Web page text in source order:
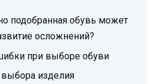
подобранная обувь может
осложнений?
при выборе обуви
изделия